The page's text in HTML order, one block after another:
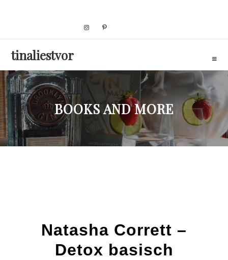
tinaliestvor
BOOKS AND MORE
Natasha Corrett –
Detox basisch